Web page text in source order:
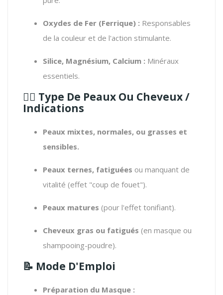
Oxydes de Fer (Ferrique) : Responsables
de la couleur et de l'action stimulante.
Silice, Magnésium, Calcium : Minéraux
essentiels.
🧖‍♀️ Type De Peaux Ou Cheveux /
Indications
Peaux mixtes, normales, ou grasses et
sensibles.
Peaux ternes, fatiguées ou manquant de
vitalité (effet "coup de fouet").
Peaux matures (pour l'effet tonifiant).
Cheveux gras ou fatigués (en masque ou
shampooing-poudre).
📝 Mode D'Emploi
Préparation du Masque :